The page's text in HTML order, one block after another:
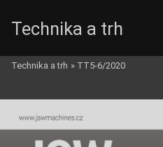
Technika a trh
Technika a trh » TT5-6/2020